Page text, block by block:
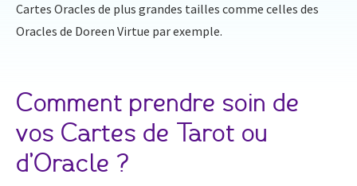
Cartes Oracles de plus grandes tailles comme celles des
Oracles de Doreen Virtue par exemple.
Comment prendre soin de
vos Cartes de Tarot ou
d’Oracle ?